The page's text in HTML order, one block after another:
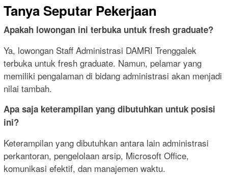
Tanya Seputar Pekerjaan
Apakah lowongan ini terbuka untuk fresh graduate?
Ya, lowongan Staff Administrasi DAMRI Trenggalek
terbuka untuk fresh graduate. Namun, pelamar yang
memiliki pengalaman di bidang administrasi akan menjadi
nilai tambah.
Apa saja keterampilan yang dibutuhkan untuk posisi
ini?
Keterampilan yang dibutuhkan antara lain administrasi
perkantoran, pengelolaan arsip, Microsoft Office,
komunikasi efektif, dan manajemen waktu.